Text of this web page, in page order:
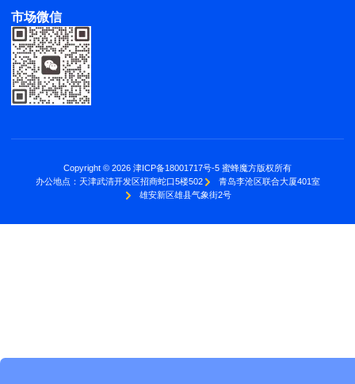
市场微信
Copyright © 2026 津ICP备18001717号-5 蜜蜂魔方版权所有
办公地点： 天津武清开发区招商蛇口5楼502
青岛李沧区联合大厦401室
雄安新区雄县气象街2号